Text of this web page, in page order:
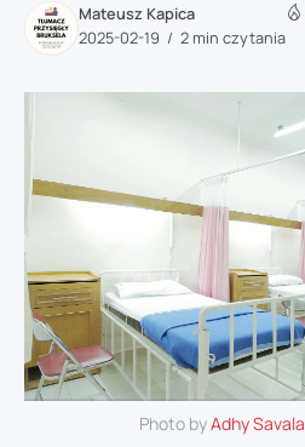
Mateusz Kapica
2025-02-19
2 min czytania
Photo byAdhy Savala